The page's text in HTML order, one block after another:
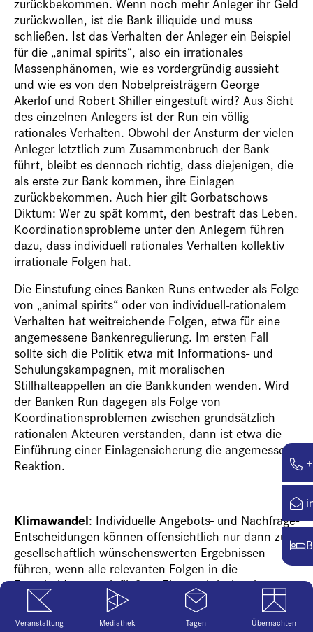
zurückwollen, ist die Bank illiquide und muss
schließen. Ist das Verhalten der Anleger ein Beispiel
für die „animal spirits“, also ein irrationales
Massenphänomen, wie es vordergründig aussieht
und wie es von den Nobelpreisträgern George
Akerlof und Robert Shiller eingestuft wird? Aus Sicht
des einzelnen Anlegers ist der Run ein völlig
rationales Verhalten. Obwohl der Ansturm der vielen
Anleger letztlich zum Zusammenbruch der Bank
führt, bleibt es dennoch richtig, dass diejenigen, die
als erste zur Bank kommen, ihre Einlagen
zurückbekommen. Auch hier gilt Gorbatschows
Diktum: Wer zu spät kommt, den bestraft das Leben.
Koordinationsprobleme unter den Anlegern führen
dazu, dass individuell rationales Verhalten kollektiv
irrationale Folgen hat.
Die Einstufung eines Banken Runs entweder als Folge
von „animal spirits“ oder von individuell-rationalem
Verhalten hat weitreichende Folgen, etwa für eine
angemessene Bankenregulierung. Im ersten Fall
sollte sich die Politik etwa mit Informations- und
Schulungskampagnen, mit moralischen
Stillhalteappellen an die Bankkunden wenden. Wird
der Banken Run dagegen als Folge von
Koordinationsproblemen zwischen grundsätzlich
rationalen Akteuren verstanden, dann ist etwa die
Einführung einer Einlagensicherung die angemessene
Reaktion.
Klimawandel: Individuelle Angebots- und Nachfrage-
Entscheidungen können offensichtlich nur dann zu
gesellschaftlich wünschenswerten Ergebnissen
führen, wenn alle relevanten Folgen in die
Entscheidungen einfließen. Eine praktisch sehr
relevante Form des Marktversagens sind externe
Effekte, also Kosten oder Nutzen wirtschaftlichen
Veranstaltung Mediathek Tagen Übernachten